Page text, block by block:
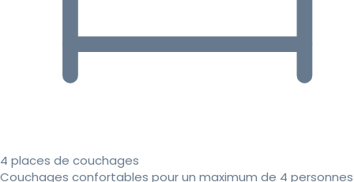
4 places de couchages
Couchages confortables pour un maximum de 4 personnes